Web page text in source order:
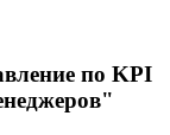
по KPI